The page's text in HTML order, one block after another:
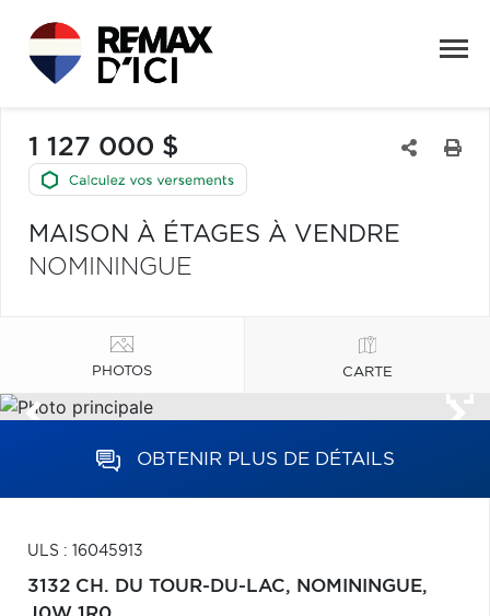
1 127 000 $
MAISON À ÉTAGES À VENDRE
NOMININGUE
PHOTOS CARTE
OBTENIR PLUS DE DÉTAILS
ULS : 16045913
3132 CH. DU TOUR-DU-LAC, NOMININGUE,